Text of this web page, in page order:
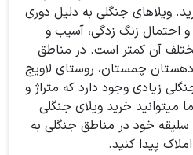
ویلاهای جنگلی به دلیل دوری
و احتمال زنگ زدگی، آسیب و
آن کمتر است. در مناطق
چمستان، روستای لاویج
زیادی وجود دارد که متراژ و
میتوانید خرید ویلای جنگلی
سلیقه خود در مناطق جنگلی به
پیدا کنید.